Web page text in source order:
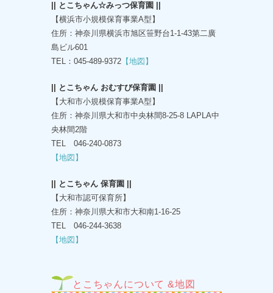
|| とこちゃん☆みっつ保育園 ||
【横浜市小規模保育事業A型】
住所：神奈川県横浜市旭区笹野台1-1-43第二廣
島ビル601
TEL：045-489-9372 【地図】
|| とこちゃん おむすび保育園 ||
【大和市小規模保育事業A型】
住所：神奈川県大和市中央林間8-25-8 LAPLA中
央林間2階
TEL 046-240-0873
【地図】
|| とこちゃん 保育園 ||
【大和市認可保育所】
住所：神奈川県大和市大和南1-16-25
TEL 046-244-3638
【地図】
とこちゃんについて &地図